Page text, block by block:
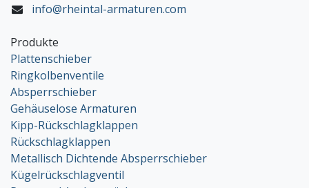
info@rheintal-armaturen.com
Produkte
Plattenschieber
Ringkolbenventile
Absperrschieber
Gehäuselose Armaturen
Kipp-Rückschlagklappen
Rückschlagklappen
Metallisch Dichtende Absperrschieber
Kügelrückschlagventil